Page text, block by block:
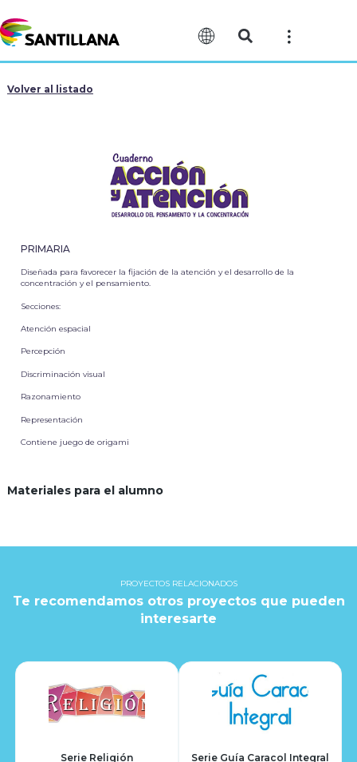
Volver al listado
PRIMARIA
Diseñada para favorecer la fijación de la atención y el desarrollo de la
concentración y el pensamiento.
Secciones:
Atención espacial
Percepción
Discriminación visual
Razonamiento
Representación
Contiene juego de origami
Materiales para el alumno
PROYECTOS RELACIONADOS
Te recomendamos otros proyectos que pueden
interesarte
Serie Religión Serie Guía Caracol Integral